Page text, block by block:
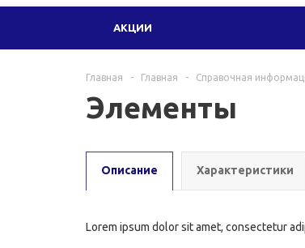
АКЦИИ
Главная - Главная - Справочная
Элементы
Описание Характеристики
Lorem ipsum dolor sit amet, consectetur